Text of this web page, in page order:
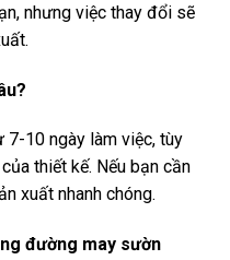
nhưng việc thay đổi sẽ
7-10 ngày làm việc, tùy
thiết kế. Nếu bạn cần
xuất nhanh chóng.
đường may sườn